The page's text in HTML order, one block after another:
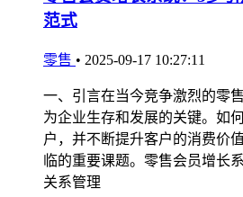
范式
零售 • 2025-09-17 10:27:11
一、引言在当今竞争激烈的零
为企业生存和发展的关键。如
户，并不断提升客户的消费价
临的重要课题。零售会员增长
关系管理